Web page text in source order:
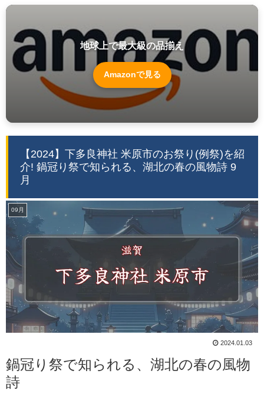
地球上で最大級の品揃え
Amazonで見る
【2024】下多良神社 米原市のお祭り(例祭)を紹
介! 鍋冠り祭で知られる、湖北の春の風物詩 9
月
09月
2024.01.03
鍋冠り祭で知られる、湖北の春の風物
詩